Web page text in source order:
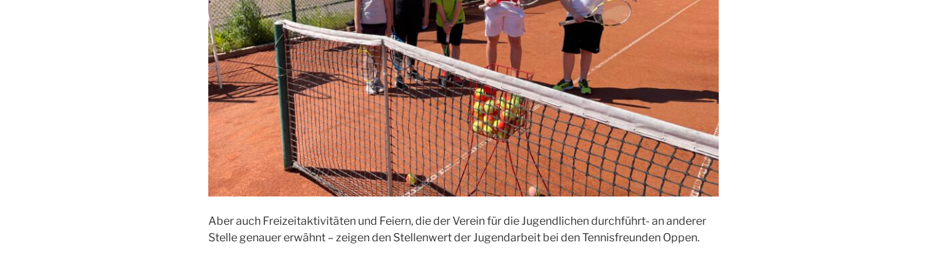
Aber auch Freizeitaktivitäten und Feiern, die der Verein für die Jugendlichen durchführt- an anderer
Stelle genauer erwähnt – zeigen den Stellenwert der Jugendarbeit bei den Tennisfreunden Oppen.